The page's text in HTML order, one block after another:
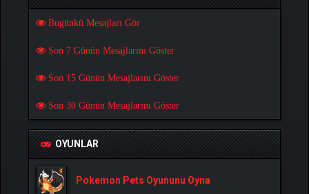
Bugünkü Mesajları Gör
Son 7 Günün Mesajlarını Göster
Son 15 Günün Mesajlarını Göster
Son 30 Günün Mesajlarını Göster
OYUNLAR
Pokemon Pets Oyununu Oyna